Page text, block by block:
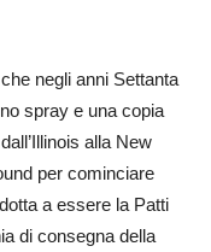
negli anni Settanta
spray e una copia
alla New
per cominciare
a essere la Patti
di consegna della